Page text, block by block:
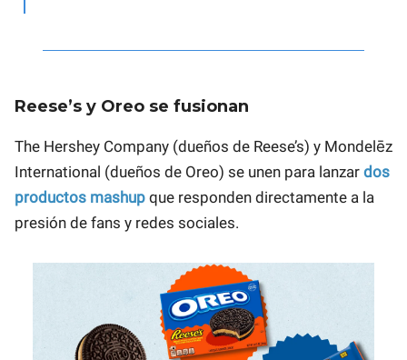
Reese’s y Oreo se fusionan
The Hershey Company (dueños de Reese’s) y Mondelēz
International (dueños de Oreo) se unen para lanzar dos
productos mashup que responden directamente a la
presión de fans y redes sociales.